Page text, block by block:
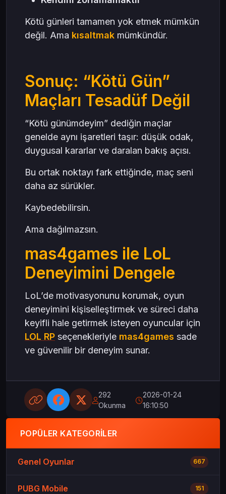
Kötü günleri tamamen yok etmek mümkün
değil. Ama kısaltmak mümkündür.
Sonuç: “Kötü Gün”
Maçları Tesadüf Değil
“Kötü günümdeyim” dediğin maçlar
genelde aynı işaretleri taşır: düşük odak,
duygusal kararlar ve daralan bakış açısı.
Bu ortak noktayı fark ettiğinde, maç seni
daha az sürükler.
Kaybedebilirsin.
Ama dağılmazsın.
mas4games ile LoL
Deneyimini Dengele
LoL’de motivasyonunu korumak, oyun
deneyimini kişiselleştirmek ve süreci daha
keyifli hale getirmek isteyen oyuncular için
LOL RP seçenekleriyle mas4games sade
ve güvenilir bir deneyim sunar.
292
Okunma
2026-01-24
16:10:50
POPÜLER KATEGORILER
Genel Oyunlar 667
PUBG Mobile 151